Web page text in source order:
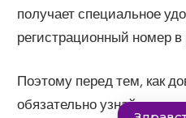
получает специальное
регистрационный номер в
Поэтому перед тем, как
обязательно узнайте его